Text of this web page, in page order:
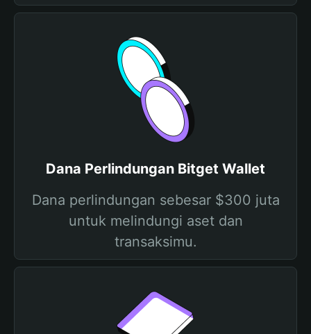
Dana Perlindungan Bitget Wallet
Dana perlindungan sebesar $300 juta
untuk melindungi aset dan
transaksimu.